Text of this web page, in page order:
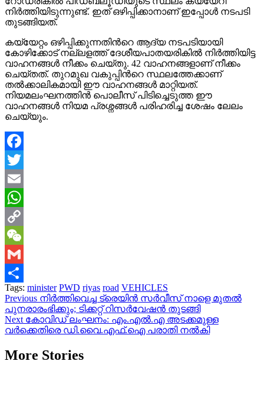
നിര്‍ത്തിയിടുന്നുണ്ട്. ഇത് ഒഴിപ്പിക്കാനാണ് ഇപ്പോള്‍ നടപടി
തുടങ്ങിയത്.
കയ്യേറ്റം ഒഴിപ്പിക്കുന്നതിന്‍റെ ആദ്യ നടപടിയായി
കോഴിക്കോട് നല്ലളത്ത് ദേശീയപാതയരികില്‍ നിര്‍ത്തിയിട്ട
വാഹനങ്ങള്‍ നീക്കം ചെയ്തു. 42 വാഹനങ്ങളാണ് നീക്കം
ചെയ്തത്. തുറമുഖ വകുപ്പിന്‍റെ സ്ഥലത്തേക്കാണ്
തല്‍ക്കാലികമായി ഈ വാഹനങ്ങള്‍ മാറ്റിയത്.
നിയമലംഘനത്തിന്‍ പൊലീസ് പിടിച്ചെടുത്ത ഈ
വാഹനങ്ങള്‍ നിയമ പ്രശ്നങ്ങള്‍ പരിഹരിച്ച ശേഷം ലേലം
ചെയ്യും.
Facebook
Twitter
Email
WhatsApp
Copy
Link
WeChat
Gmail
Share
Tags: minister PWD riyas road VEHICLES
Continue
Reading
Previous നിര്‍ത്തിവെച്ച ട്രെയിന്‍ സര്‍വീസ് നാളെ മുതല്‍
പുനരാരംഭിക്കും; ടിക്കറ്റ് റിസര്‍വേഷന്‍ തുടങ്ങി
Next കോവിഡ് ലംഘനം: എം.എൽ.എ അടക്കമുള്ള
വർക്കെതിരെ ഡി.വൈ.എഫ്.ഐ പരാതി നൽകി
More Stories